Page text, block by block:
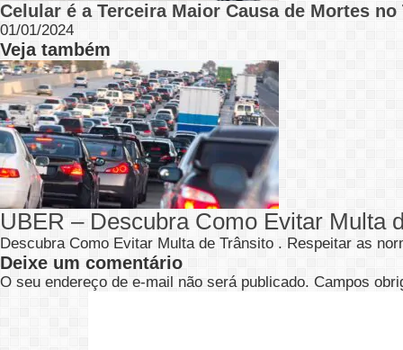
Celular é a Terceira Maior Causa de Mortes
01/01/2024
Veja também
UBER – Descubra Como Evitar Multa
Descubra Como Evitar Multa de Trânsito . Respeitar as
Deixe um comentário
O seu endereço de e-mail não será publicado. Campos